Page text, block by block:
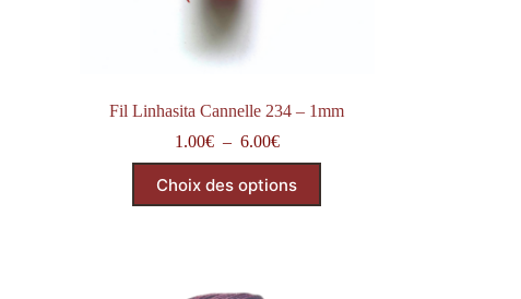
Fil Linhasita Cannelle 234 – 1mm
1.00€ – 6.00€Plage
de
prix :
Choix des options
Ce
produit
a
options